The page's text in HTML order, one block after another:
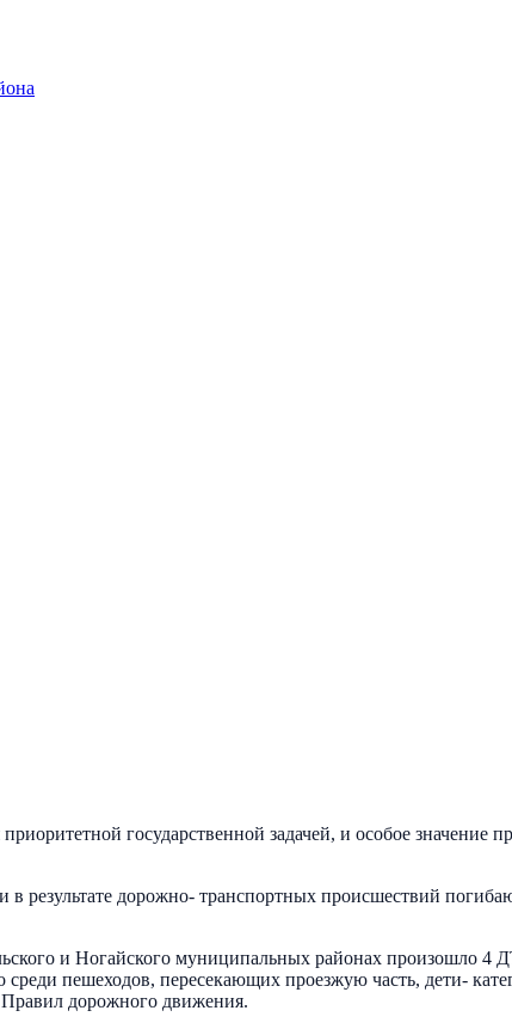
государственной задачей, и особое значение
результате дорожно- транспортных происшествий
и Ногайского муниципальных районах произошло
пешеходов, пересекающих проезжую часть, дети-
дорожного движения.